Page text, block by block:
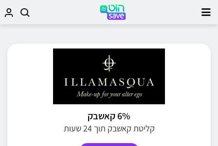
6% קאשבק
קליטת קאשבק תוך 24 שעות